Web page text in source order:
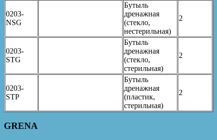
0203-
NSG
Бутыль
дренажная
(стекло,
нестерильная)
2
0203-
STG
Бутыль
дренажная
(стекло,
стерильная)
2
0203-
STP
Бутыль
дренажная
(пластик,
стерильная)
2
GRENA